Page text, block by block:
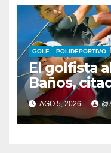
GOLF POLIDEPORTIVO
El golfista
Baños,
parte del
el Jacques
AGO 5, 2026